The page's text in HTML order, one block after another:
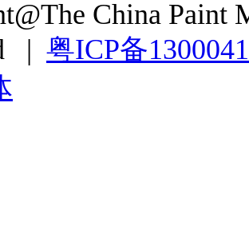
China Paint
| 粤ICP备